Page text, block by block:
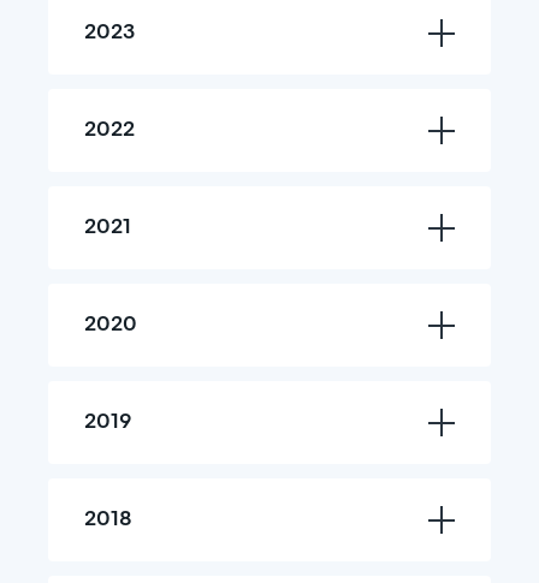
2023
2022
2021
2020
2019
2018